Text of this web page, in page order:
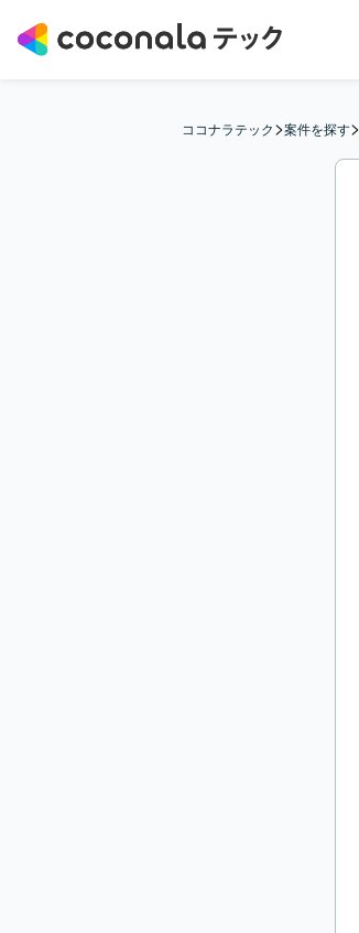
ココナラテック>案件を探す>